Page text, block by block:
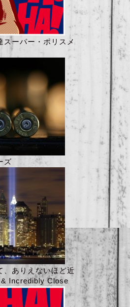
ーパー・ポリスメ
ズ
、ありえないほど近
Incredibly Close